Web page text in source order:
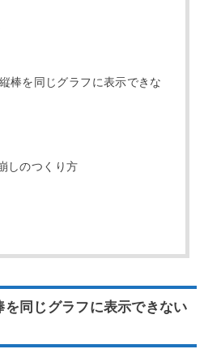
棒を同じグラフに表示できな
しのつくり方
同じグラフに表示できない